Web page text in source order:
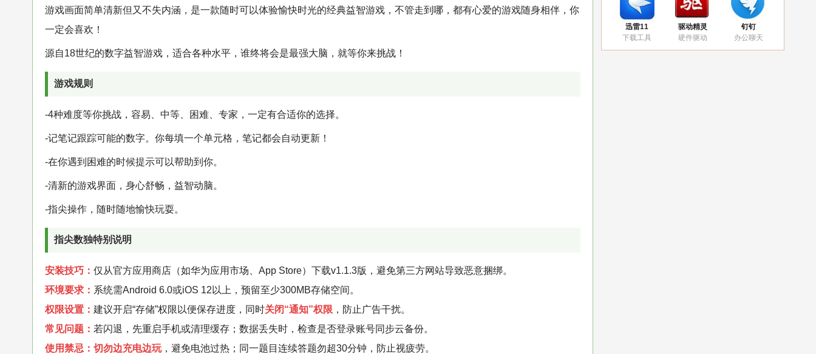
迅雷11
下载工具
驱动精灵
硬件驱动
钉钉
办公聊天
游戏画面简单清新但又不失内涵，是一款随时可以体验愉快时光的经典益智游戏，不管走到哪，都有心爱的游戏随身相伴，你
一定会喜欢！
源自18世纪的数字益智游戏，适合各种水平，谁终将会是最强大脑，就等你来挑战！
游戏规则
-4种难度等你挑战，容易、中等、困难、专家，一定有合适你的选择。
-记笔记跟踪可能的数字。你每填一个单元格，笔记都会自动更新！
-在你遇到困难的时候提示可以帮助到你。
-清新的游戏界面，身心舒畅，益智动脑。
-指尖操作，随时随地愉快玩耍。
指尖数独特别说明
安装技巧： 仅从官方应用商店（如华为应用市场、App Store）下载v1.1.3版，避免第三方网站导致恶意捆绑。
环境要求： 系统需Android 6.0或iOS 12以上，预留至少300MB存储空间。
权限设置： 建议开启“存储”权限以便保存进度，同时关闭“通知”权限 ，防止广告干扰。
常见问题： 若闪退，先重启手机或清理缓存；数据丢失时，检查是否登录账号同步云备份。
使用禁忌： 切勿边充电边玩，避免电池过热；同一题目连续答题勿超30分钟，防止视疲劳。